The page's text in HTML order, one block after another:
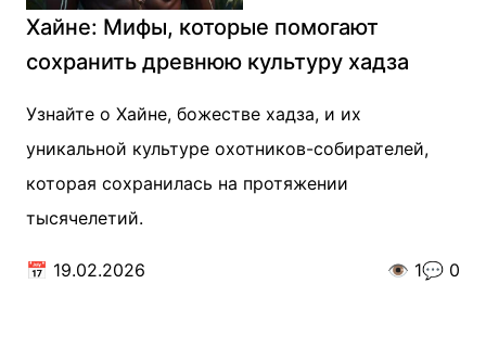
Хайне: Мифы, которые помогают
сохранить древнюю культуру хадза
Узнайте о Хайне, божестве хадза, и их
уникальной культуре охотников-собирателей,
которая сохранилась на протяжении
тысячелетий.
📅 19.02.2026 👁️ 1💬 0